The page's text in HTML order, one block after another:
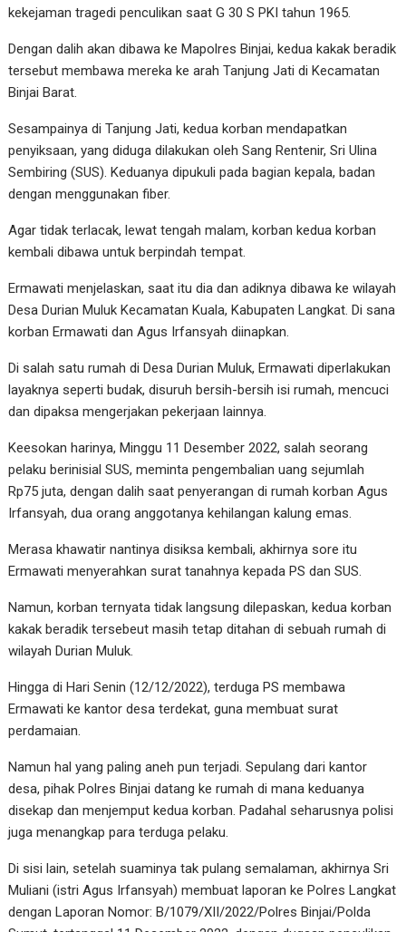
kekejaman tragedi penculikan saat G 30 S PKI tahun 1965.
Dengan dalih akan dibawa ke Mapolres Binjai, kedua kakak beradik
tersebut membawa mereka ke arah Tanjung Jati di Kecamatan
Binjai Barat.
Sesampainya di Tanjung Jati, kedua korban mendapatkan
penyiksaan, yang diduga dilakukan oleh Sang Rentenir, Sri Ulina
Sembiring (SUS). Keduanya dipukuli pada bagian kepala, badan
dengan menggunakan fiber.
Agar tidak terlacak, lewat tengah malam, korban kedua korban
kembali dibawa untuk berpindah tempat.
Ermawati menjelaskan, saat itu dia dan adiknya dibawa ke wilayah
Desa Durian Muluk Kecamatan Kuala, Kabupaten Langkat. Di sana
korban Ermawati dan Agus Irfansyah diinapkan.
Di salah satu rumah di Desa Durian Muluk, Ermawati diperlakukan
layaknya seperti budak, disuruh bersih-bersih isi rumah, mencuci
dan dipaksa mengerjakan pekerjaan lainnya.
Keesokan harinya, Minggu 11 Desember 2022, salah seorang
pelaku berinisial SUS, meminta pengembalian uang sejumlah
Rp75 juta, dengan dalih saat penyerangan di rumah korban Agus
Irfansyah, dua orang anggotanya kehilangan kalung emas.
Merasa khawatir nantinya disiksa kembali, akhirnya sore itu
Ermawati menyerahkan surat tanahnya kepada PS dan SUS.
Namun, korban ternyata tidak langsung dilepaskan, kedua korban
kakak beradik tersebeut masih tetap ditahan di sebuah rumah di
wilayah Durian Muluk.
Hingga di Hari Senin (12/12/2022), terduga PS membawa
Ermawati ke kantor desa terdekat, guna membuat surat
perdamaian.
Namun hal yang paling aneh pun terjadi. Sepulang dari kantor
desa, pihak Polres Binjai datang ke rumah di mana keduanya
disekap dan menjemput kedua korban. Padahal seharusnya polisi
juga menangkap para terduga pelaku.
Di sisi lain, setelah suaminya tak pulang semalaman, akhirnya Sri
Muliani (istri Agus Irfansyah) membuat laporan ke Polres Langkat
dengan Laporan Nomor: B/1079/XII/2022/Polres Binjai/Polda